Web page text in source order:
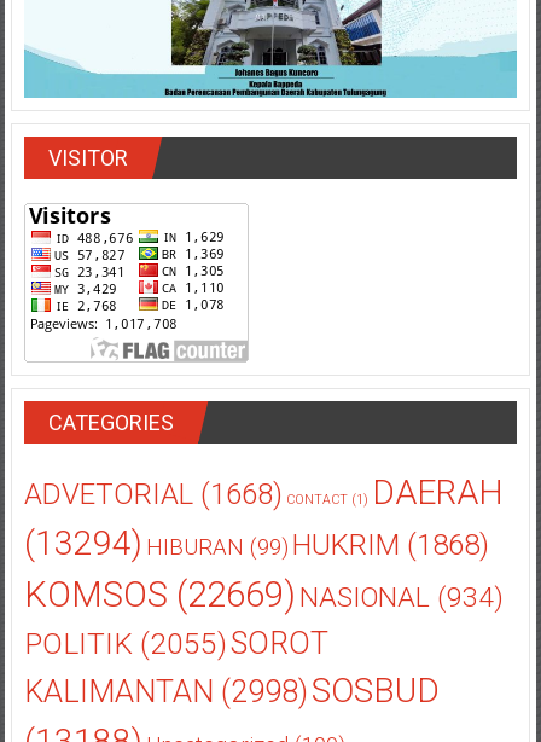
VISITOR
CATEGORIES
ADVETORIAL(1668) CONTACT(1) DAERAH
(13294) HIBURAN (99) HUKRIM (1868)
KOMSOS (22669) NASIONAL(934)
POLITIK(2055)SOROT
KALIMANTAN (2998)SOSBUD